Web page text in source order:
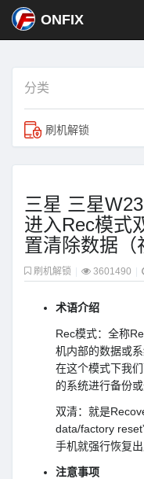
ONFIX
分类
刷机解锁
三星 三星
进入Rec模式
置清除数据（
刷机解锁 3601490
术语介绍
Rec模式：全称
机内部的数据或
在这个模式下我
的系统进行备份
双清：就是
data/factory
手机就强行恢复出
注意事项